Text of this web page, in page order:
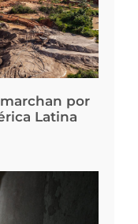
por
Latina